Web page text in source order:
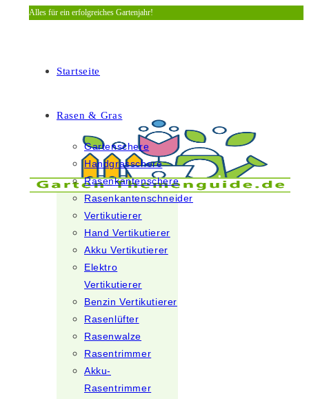
Zum
Alles für ein erfolgreiches Gartenjahr!
Startseite
Rasen & Gras
Gartenschere
Handgrasschere
Rasenkantenschere
Rasenkantenschneider
Vertikutierer
Hand Vertikutierer
Akku Vertikutierer
Elektro
Vertikutierer
Benzin Vertikutierer
Rasenlüfter
Rasenwalze
Rasentrimmer
Akku-
Rasentrimmer